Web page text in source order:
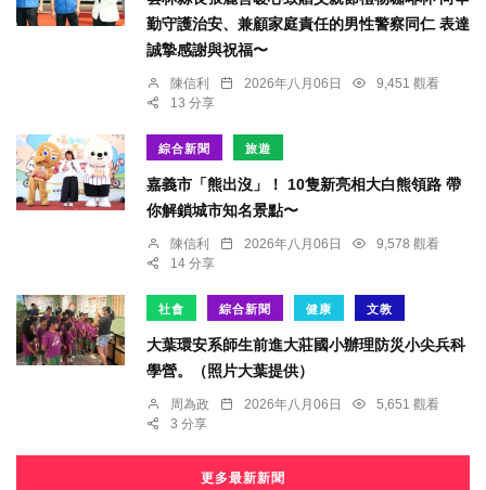
勤守護治安、兼顧家庭責任的男性警察同仁 表達
誠摯感謝與祝福〜
陳信利 2026年八月06日
9,451 觀看
13 分享
綜合新聞 旅遊
嘉義市「熊出沒」！ 10隻新亮相大白熊領路 帶
你解鎖城市知名景點〜
陳信利 2026年八月06日
9,578 觀看
14 分享
社會 綜合新聞 健康 文教
大葉環安系師生前進大莊國小辦理防災小尖兵科
學營。（照片大葉提供）
周為政 2026年八月06日
5,651 觀看
3 分享
更多最新新聞